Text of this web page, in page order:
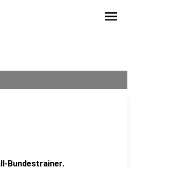
menu
Bundestrainer.